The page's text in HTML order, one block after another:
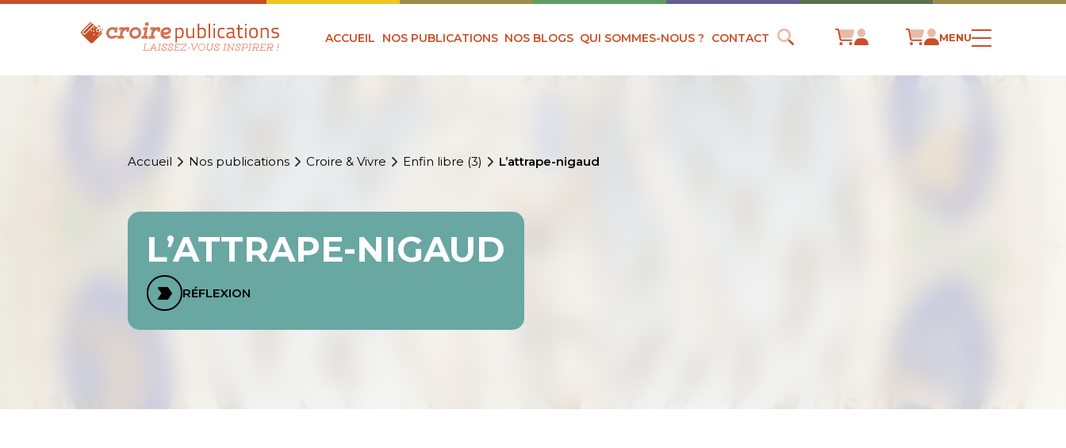
ACCUEIL NOS PUBLICATIONS NOS BLOGS QUI SOMMES-NOUS ? CONTACT MENU
Accueil Nos publications Croire & Vivre Enfin libre (3) L’attrape-nigaud
L’ATTRAPE-NIGAUD
RÉFLEXION